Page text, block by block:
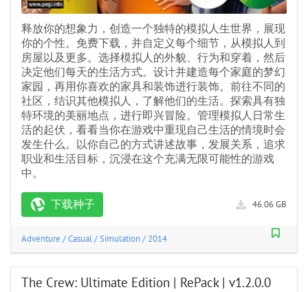
释放你的想象力，创造一个独特的模拟人生世界，展现
你的个性。免费下载，并自定义每个细节，从模拟人到
房屋以及更多。选择模拟人的外貌、行为和穿着，然后
决定他们每天的生活方式。设计并建造每个家庭的梦幻
家园，再用你喜欢的家具和装饰进行装饰。前往不同的
社区，结识其他模拟人，了解他们的生活。探索具有独
特环境的美丽地点，进行即兴冒险。管理模拟人日常生
活的起伏，看看当你在游戏中重现自己生活的情境时会
发生什么。以你自己的方式讲述故事，发展关系，追求
职业和生活目标，沉浸在这个充满无限可能性的游戏
中。
下载种子 46.06 GB
Adventure /Casual/Simulation/ 2014
The Crew: Ultimate Edition | RePack | v1.2.0.0